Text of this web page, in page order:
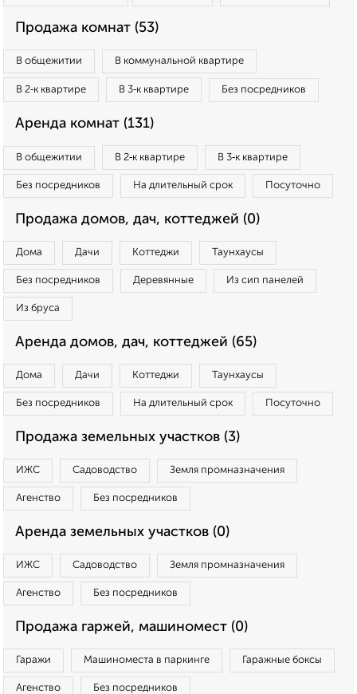
Продажа комнат (53)
В общежитии В коммунальной квартире
В 2‑к квартире В 3‑к квартире Без посредников
Аренда комнат (131)
В общежитии В 2‑к квартире В 3‑к квартире
Без посредников На длительный срок Посуточно
Продажа домов, дач, коттеджей (0)
Дома Дачи Коттеджи Таунхаусы
Без посредников Деревянные Из сип панелей
Из бруса
Аренда домов, дач, коттеджей (65)
Дома Дачи Коттеджи Таунхаусы
Без посредников На длительный срок Посуточно
Продажа земельных участков (3)
ИЖС Садоводство Земля промназначения
Агенство Без посредников
Аренда земельных участков (0)
ИЖС Садоводство Земля промназначения
Агенство Без посредников
Продажа гаржей, машиномест (0)
Гаражи Машиноместа в паркинге Гаражные боксы
Агенство Без посредников